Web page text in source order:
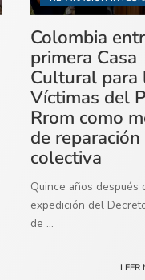
Colombia
primera Casa
Cultural para
Víctimas del
Rrom como
de reparación
colectiva
Quince años después
expedición del
de ...
LEER